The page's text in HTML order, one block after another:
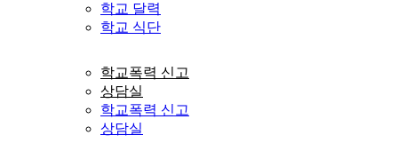
학교 달력
학교 식단
학교폭력 신고
상담실
학교폭력 신고
상담실